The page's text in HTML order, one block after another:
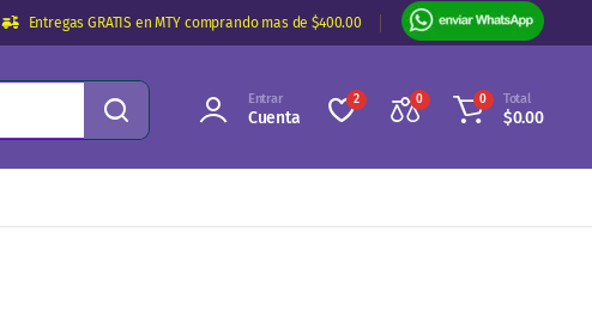
Entregas GRATIS en MTY comprando mas de $400.00
Entrar
Cuenta
2 0 0 Total
$0.00